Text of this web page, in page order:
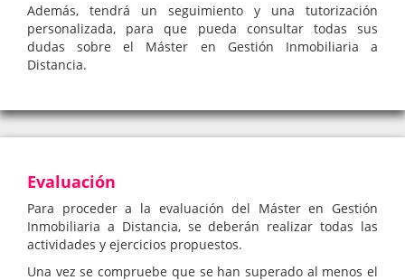
Además, tendrá un seguimiento y una tutorización
personalizada, para que pueda consultar todas sus
dudas sobre el Máster en Gestión Inmobiliaria a
Distancia.
Evaluación
Para proceder a la evaluación del Máster en Gestión
Inmobiliaria a Distancia, se deberán realizar todas las
actividades y ejercicios propuestos.
Una vez se compruebe que se han superado al menos el